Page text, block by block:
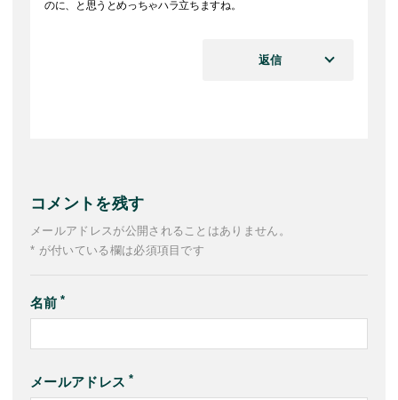
のに、と思うとめっちゃハラ立ちますね。
返信
コメントを残す
メールアドレスが公開されることはありません。
* が付いている欄は必須項目です
名前
メールアドレス